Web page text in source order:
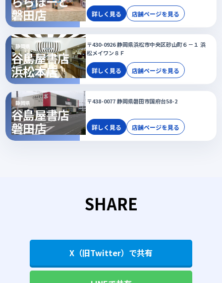
磐田店 詳しく見る 店舗ページを見る
静岡県
谷島屋書店
浜松本店
〒430-0926 静岡県浜松市中央区砂山町６－１ 浜
松メイワン８Ｆ
詳しく見る 店舗ページを見る
静岡県
谷島屋書店
磐田店
〒438-0077 静岡県磐田市国府台58-2
詳しく見る 店舗ページを見る
SHARE
X（旧Twitter）で共有